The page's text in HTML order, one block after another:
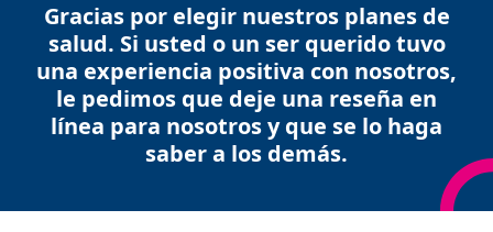
Gracias por elegir nuestros planes de
salud. Si usted o un ser querido tuvo
una experiencia positiva con nosotros,
le pedimos que deje una reseña en
línea para nosotros y que se lo haga
saber a los demás.